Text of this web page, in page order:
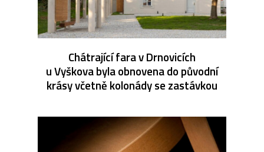
Chátrající fara v Drnovicích
u Vyškova byla obnovena do původní
krásy včetně kolonády se zastávkou